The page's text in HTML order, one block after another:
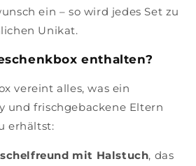
ein – so wird jedes Set zu
Unikat.
enthalten?
vereint alles, was ein
und frischgebackene Eltern
erhältst:
mit Halstuch, das